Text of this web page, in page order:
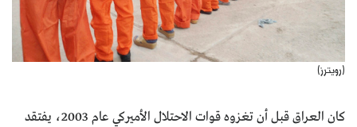
(رويترز)
كان العراق قبل أن تغزوه قوات الاحتلال الأميركي عام 2003، يفتقد